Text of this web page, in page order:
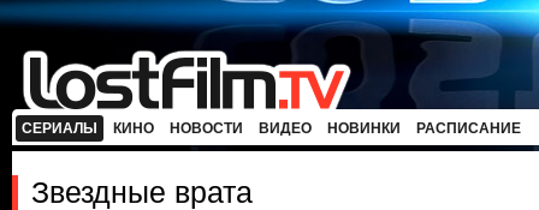
СЕРИАЛЫ КИНО НОВОСТИ ВИДЕО НОВИНКИ РАСПИСАНИЕ
Звездные врата